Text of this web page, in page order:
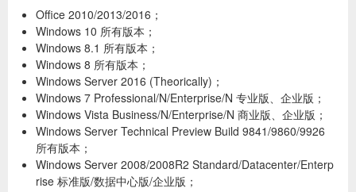
Office 2010/2013/2016；
Windows 10 所有版本；
Windows 8.1 所有版本；
Windows 8 所有版本；
Windows Server 2016 (Theorically)；
Windows 7 Professional/N/Enterprise/N 专业版、企业版；
Windows Vista Business/N/Enterprise/N 商业版、企业版；
Windows Server Technical Preview Build 9841/9860/9926
所有版本；
Windows Server 2008/2008R2 Standard/Datacenter/Enterp
rise 标准版/数据中心版/企业版；